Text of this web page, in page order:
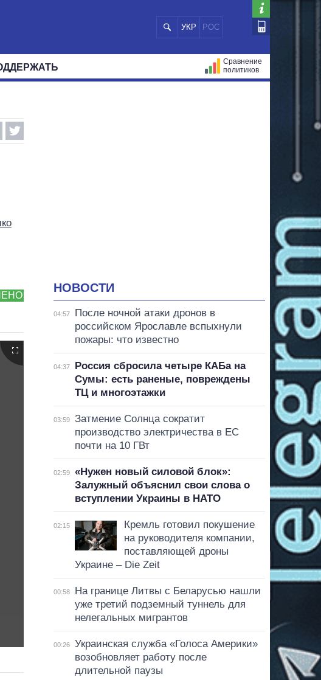
УКР РОС
Сравнение
политиков
НОВОСТИ
04:57
После ночной атаки дронов в
российском Ярославле вспыхнули
пожары: что известно
04:37
Россия сбросила четыре КАБа на
Сумы: есть раненые, повреждены
ТЦ и многоэтажки
03:59
Затмение Солнца сократит
производство электричества в ЕС
почти на 10 ГВт
02:59
«Нужен новый силовой блок»:
Залужный объяснил свои слова о
вступлении Украины в НАТО
02:15
Кремль готовил покушение
на руководителя компании,
поставляющей дроны
Украине – Die Zeit
00:58
На границе Литвы с Беларусью нашли
уже третий подземный туннель для
нелегальных мигрантов
00:26
Украинская служба «Голоса Америки»
возобновляет работу после
длительной паузы